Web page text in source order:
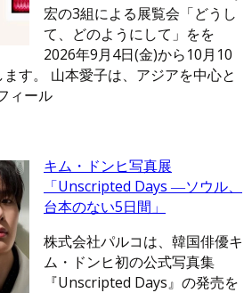
宏の3組による展覧会「どうし
て、どのようにして」をを
2026年9月4日(金)から10月10
す。 山本愛子は、アジアを中心と
ィール
キム・ドンヒ写真展
「Unscripted Days ―ソウル、
台本のない5日間」
株式会社パルコは、韓国俳優キ
ム・ドンヒ初の公式写真集
『Unscripted Days』の発売を